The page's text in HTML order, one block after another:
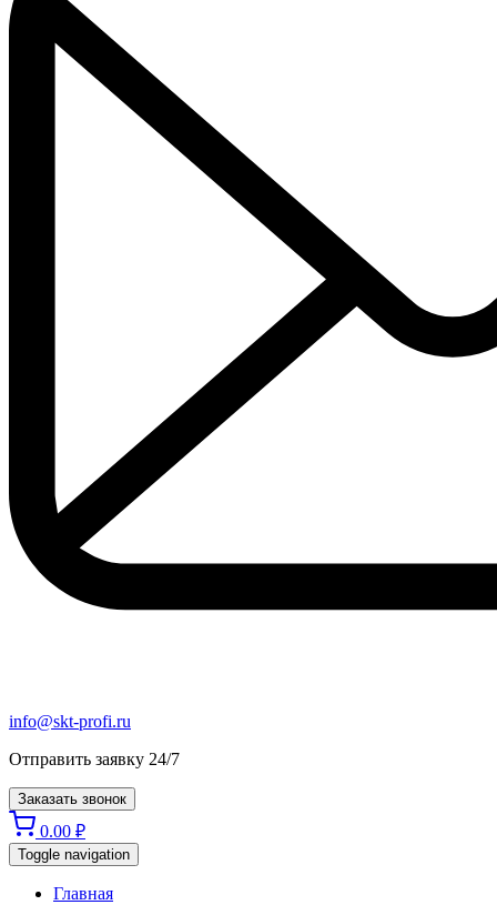
info@skt-profi.ru
Отправить заявку 24/7
Заказать звонок
0.00 ₽
Toggle navigation
Главная